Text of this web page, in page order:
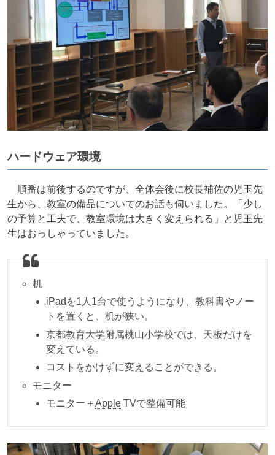
ハードウェア環境
順番は前後するのですが、全体会後に校長補佐の児玉先
生から、教室の備品についてのお話も伺いました。「少し
の予算と工夫で、教室環境は大きく変えられる」と児玉先
生はおっしゃっていました。
机
iPad を1人1台で使うようになり、教科書やノー
トを置くと、机が狭い。
京都教育大学附属桃山小学校では、天板だけを
変えている。
コストをかけずに変えることができる。
モニター
モニター＋Apple TVで整備可能